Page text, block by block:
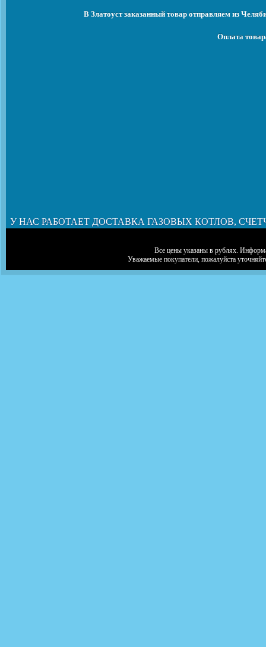
В Златоуст заказанный товар отправляем из
Оплата
У НАС РАБОТАЕТ ДОСТАВКА ГАЗОВЫХ КОТЛОВ,
Все цены указаны в рублях.
Уважаемые покупатели, пожалуйста